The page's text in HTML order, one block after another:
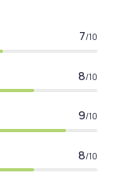
7/10
8/10
9/10
8/10